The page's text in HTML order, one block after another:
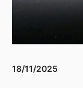
18/11/2025